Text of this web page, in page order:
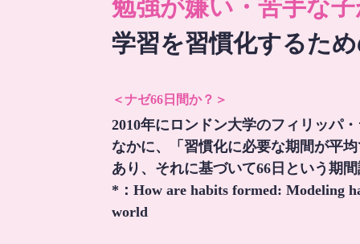
勉強が嫌い・苦手な
学習を習慣化するた
＜ナゼ66日間か？＞
2010年にロンドン大学のフィリッパ
なかに、「習慣化に必要な期間が平
あり、それに基づいて66日という期
*：How are habits formed: Modeling
world